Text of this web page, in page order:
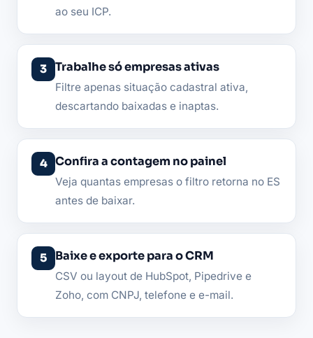
ao seu ICP.
Trabalhe só empresas ativas
Filtre apenas situação cadastral ativa,
descartando baixadas e inaptas.
Confira a contagem no painel
Veja quantas empresas o filtro retorna no ES
antes de baixar.
Baixe e exporte para o CRM
CSV ou layout de HubSpot, Pipedrive e
Zoho, com CNPJ, telefone e e-mail.